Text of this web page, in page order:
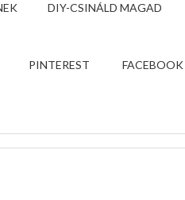
DIY-CSINÁLD MAGAD
PINTEREST FACEBOOK